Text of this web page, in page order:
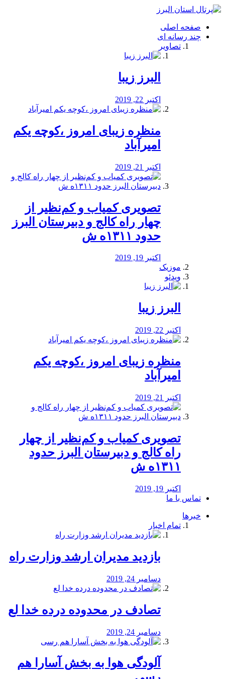
فصد
شرق
تهران
خشکشویی
صفحه اصلی
چند رسانه ای
تصاویر
البرز زیبا
اکتبر 22, 2019
منظره‌‌ زیبای امروز ،کوچه یکم
امیرآباد
اکتبر 21, 2019
️تصویری کمیاب و کم‌نظیر از
چهار راه كالج و دبيرستان البرز
حدود ۱۳۱۱ه ش
اکتبر 19, 2019
موزیک
ویدئو
البرز زیبا
اکتبر 22, 2019
منظره‌‌ زیبای امروز ،کوچه یکم
امیرآباد
اکتبر 21, 2019
️تصویری کمیاب و کم‌نظیر از چهار
راه كالج و دبيرستان البرز حدود
۱۳۱۱ه ش
اکتبر 19, 2019
تماس با ما
خبرها
تمام اخبار
بازدید مدیران ارشد وزارت راه
دسامبر 24, 2019
تصادف در محدوده درده خدا لع
دسامبر 24, 2019
آلودگی هوا به بخش آسارا هم